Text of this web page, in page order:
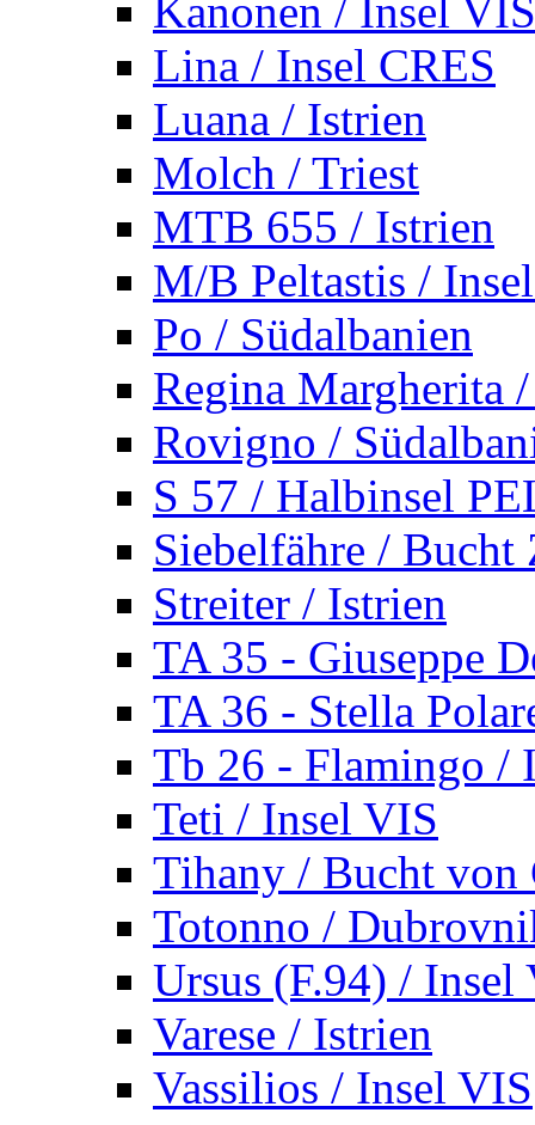
Kanonen / Insel VIS
Lina / Insel CRES
Luana / Istrien
Molch / Triest
MTB 655 / Istrien
M/B Peltastis /
Po / Südalbanien
Regina Margherita
Rovigno /
S 57 / Halbinsel
Siebelfähre / Bucht
Streiter / Istrien
TA 35 - Giuseppe
TA 36 - Stella
Tb 26 - Flamingo /
Teti / Insel VIS
Tihany / Bucht von
Totonno /
Ursus (F.94) / Insel
Varese / Istrien
Vassilios / Insel VIS